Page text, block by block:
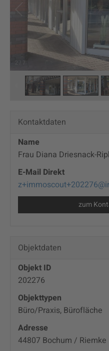
2 7
Kontaktdaten
Name
Frau Diana Driesnack-
E-Mail Direkt
zum
Objektdaten
Objekt ID
202276
Objekttypen
Büro/Praxis, Bürofläche
Adresse
44807 Bochum / Riemke